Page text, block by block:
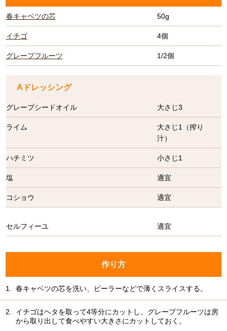
春キャベツの芯 50g
イチゴ 4個
グレープフルーツ 1/2個
Aドレッシング
グレープシードオイル 大さじ3
ライム
大さじ1（搾り
汁）
ハチミツ 小さじ1
塩 適宜
コショウ 適宜
セルフィーユ 適宜
作り方
1. 春キャベツの芯を洗い、ピーラーなどで薄くスライスする。
2.
イチゴはヘタを取って4等分にカットし、グレープフルーツは房
から取り出して食べやすい大きさにカットしておく。